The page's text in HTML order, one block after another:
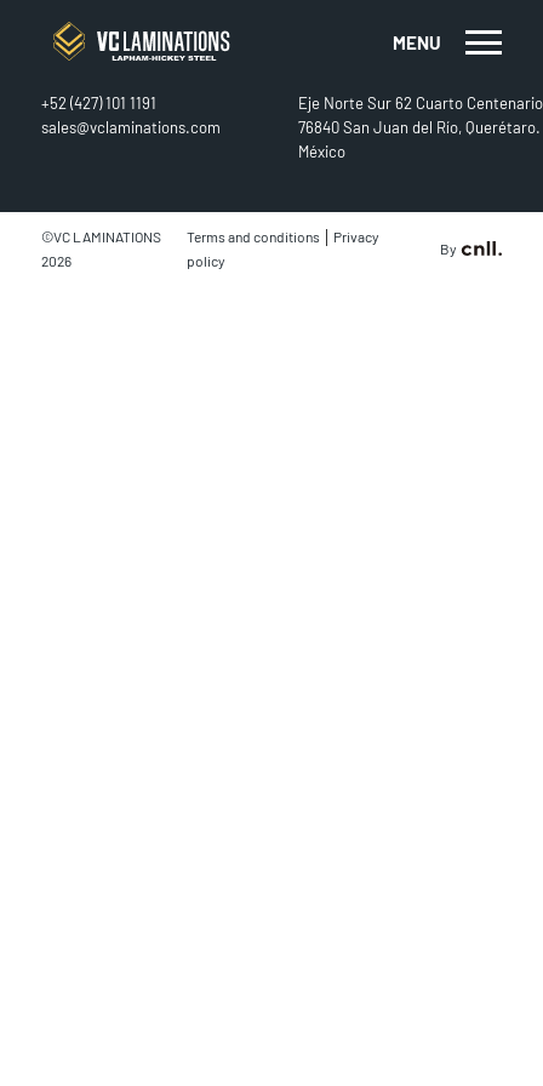
MENU
CONTACT
+52 (427) 101 1191
sales@vclaminations.com
Eje Norte Sur 62 Cuarto Centenario
76840 San Juan del Río, Querétaro.
México
©VC LAMINATIONS
2026
Terms and conditions | Privacy
policy
By